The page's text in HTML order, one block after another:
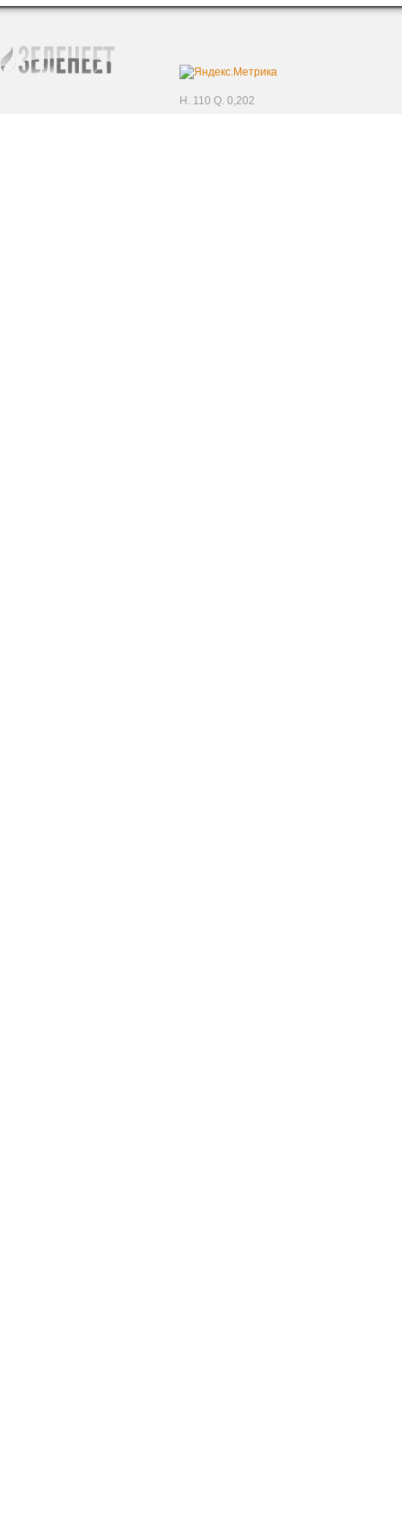
H. 110 Q. 0,202